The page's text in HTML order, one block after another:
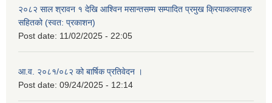
२०८२ साल श्रावन १ देखि आश्विन मसान्तसम्म सम्पादित प्रमुख क्रियाकलापहरु
सहितको (स्वत: प्रकाशन)
Post date: 11/02/2025 - 22:05
आ.व. २०८१/०८२ को बार्षिक प्रतिवेदन ।
Post date: 09/24/2025 - 12:14